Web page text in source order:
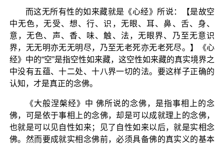
而这无所有性的如来藏就是《心经》所说：【是故空
中无色，无受、想、行、识，无眼、耳、鼻、舌、身、
意，无色、声、香、味、触、法，无眼界、乃至无意识
界，无无明亦无无明尽，乃至无老死亦无老死尽。】《心
经》中的“空”是指空性如来藏，这空性如来藏的真实境界之
中没有五蕴、十二处、十八界一切的法。要这样子正确的
认知，才是真正的念佛。
《大般涅槃经》中 佛所说的念佛，是指事相上的念
佛，可是依于事相上的念佛，却是可以成就理上的念佛，
也就是可以见自性如来；见了自性如来以后，就是实相念
佛。然而要成就实相念佛前，必须具备佛的真实义的基本